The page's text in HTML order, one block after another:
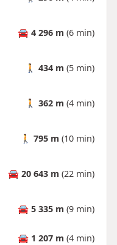
🚘 4 296 m (6 min)
🚶 434 m (5 min)
🚶 362 m (4 min)
🚶 795 m (10 min)
🚘 20 643 m (22 min)
🚘 5 335 m (9 min)
🚘 1 207 m (4 min)